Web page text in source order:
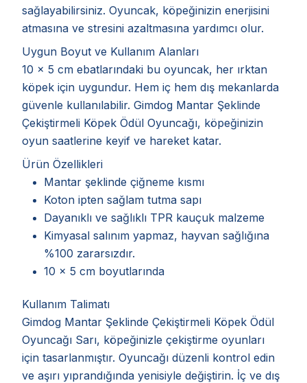
sağlayabilirsiniz. Oyuncak, köpeğinizin enerjisini
atmasına ve stresini azaltmasına yardımcı olur.
Uygun Boyut ve Kullanım Alanları
10 x 5 cm ebatlarındaki bu oyuncak, her ırktan
köpek için uygundur. Hem iç hem dış mekanlarda
güvenle kullanılabilir. Gimdog Mantar Şeklinde
Çekiştirmeli Köpek Ödül Oyuncağı, köpeğinizin
oyun saatlerine keyif ve hareket katar.
Ürün Özellikleri
Mantar şeklinde çiğneme kısmı
Koton ipten sağlam tutma sapı
Dayanıklı ve sağlıklı TPR kauçuk malzeme
Kimyasal salınım yapmaz, hayvan sağlığına
%100 zararsızdır.
10 x 5 cm boyutlarında
Kullanım Talimatı
Gimdog Mantar Şeklinde Çekiştirmeli Köpek Ödül
Oyuncağı Sarı, köpeğinizle çekiştirme oyunları
için tasarlanmıştır. Oyuncağı düzenli kontrol edin
ve aşırı yıprandığında yenisiyle değiştirin. İç ve dış